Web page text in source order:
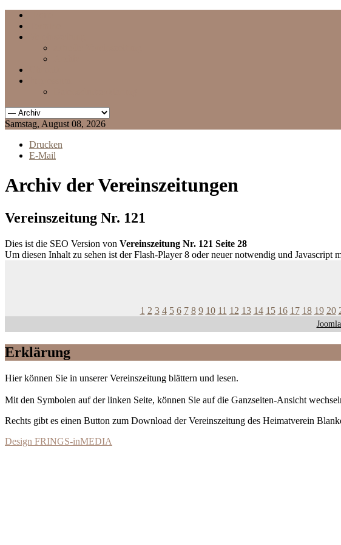
Samstag, August 08, 2026
Drucken
E-Mail
Archiv der Vereinszeitungen
Vereinszeitung Nr. 121
Dies ist die SEO Version von Vereinszeitung Nr. 121 Seite 28
Um diesen Inhalt zu sehen ist der Flash-Player 8 oder neuer notwendig und Javascript
1 2 3 4 5 6 7 8 9 10 11 12 13 14 15 16 17 18 19 20
Erklärung
Hier können Sie in unserer Vereinszeitung blättern und lesen.
Mit den Symbolen auf der linken Seite, können Sie auf die Ganzseiten-Ansicht
Rechts gibt es einen Button zum Download der Vereinszeitung des Heimatverein
Design FRINGS-inMEDIA